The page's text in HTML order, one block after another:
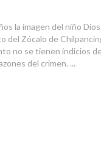
la imagen del niño Dios
del Zócalo de
no se tienen indicios
del crimen. ...